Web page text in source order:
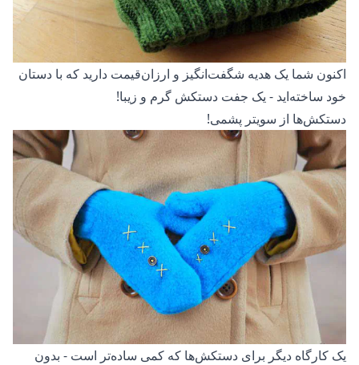
اکنون شما یک هدیه شگفت‌انگیز و ارزان‌قیمت دارید که با دستان
خود ساخته‌اید - یک جفت دستکش گرم و زیبا!
دستکش‌ها از سویتر پشمی!
یک کارگاه دیگر برای دستکش‌ها که کمی ساده‌تر است - بدون